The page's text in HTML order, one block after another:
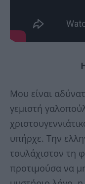
Μου είναι
γεμιστή
υπήρχε. Την
τουλάχιστον τη
προτιμούσα να